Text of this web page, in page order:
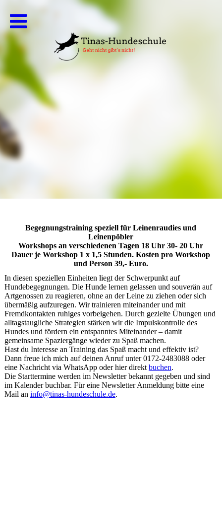
Begegnungstraining speziell für Leinenraudies und
Leinenpöbler
Workshops an verschiedenen Tagen 18 Uhr 30- 20 Uhr
Dauer je Workshop 1 x 1,5 Stunden. Kosten pro Workshop
und Person 39,- Euro.
In diesen speziellen Einheiten liegt der Schwerpunkt auf
Hundebegegnungen. Die Hunde lernen gelassen und souverän auf
Artgenossen zu reagieren, ohne an der Leine zu ziehen oder sich
übermäßig aufzuregen. Wir trainieren miteinander und mit
Fremdkontakten ruhiges vorbeigehen. Durch gezielte Übungen und
alltagstaugliche Strategien stärken wir die Impulskontrolle des
Hundes und fördern ein entspanntes Miteinander – damit
gemeinsame Spaziergänge wieder zu Spaß machen.
Hast du Interesse an Training das Spaß macht und effektiv ist?
Dann freue ich mich auf deinen Anruf unter 0172-2483088 oder
eine Nachricht via WhatsApp oder hier direkt buchen.
Die Starttermine werden im Newsletter bekannt gegeben und sind
im Kalender buchbar. Für eine Newsletter Anmeldung bitte eine
Mail an info@tinas-hundeschule.de.